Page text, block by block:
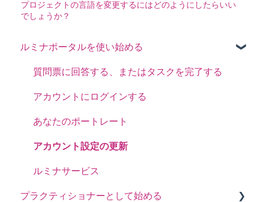
プロジェクトの言語を変更するにはどのようにしたらいい
でしょうか？
ルミナポータルを使い始める
質問票に回答する、またはタスクを完了する
アカウントにログインする
あなたのポートレート
アカウント設定の更新
ルミナサービス
プラクティショナーとして始める